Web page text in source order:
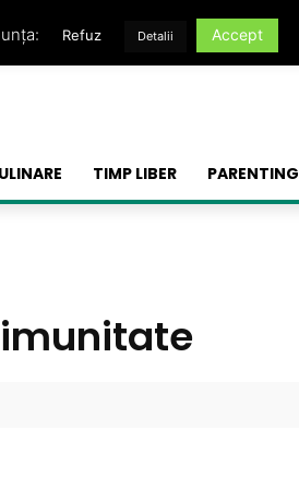
TIMP LIBER PARENTING
Refuz Detalii Accept